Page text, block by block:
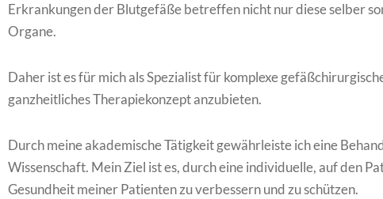
Erkrankungen der Blutgefäße betreffen nicht nur diese selber
Organe.
Daher ist es für mich als Spezialist für komplexe
ganzheitliches Therapiekonzept anzubieten.
Durch meine akademische Tätigkeit gewährleiste ich eine
Wissenschaft. Mein Ziel ist es, durch eine individuelle, auf den
Gesundheit meiner Patienten zu verbessern und zu schützen.